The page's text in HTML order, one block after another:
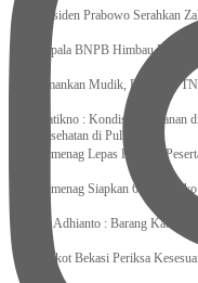
Presiden Prabowo Serahkan
Kepala BNPB Himbau Pemda
Amankan Mudik, Panglima
Pratikno : Kondisi Keamanan
Kesehatan di Pulihkan
Kemenag Lepas Ratusan
Kemenag Siapkan 6.180
Tri Adhianto : Barang
Walkot Bekasi Periksa